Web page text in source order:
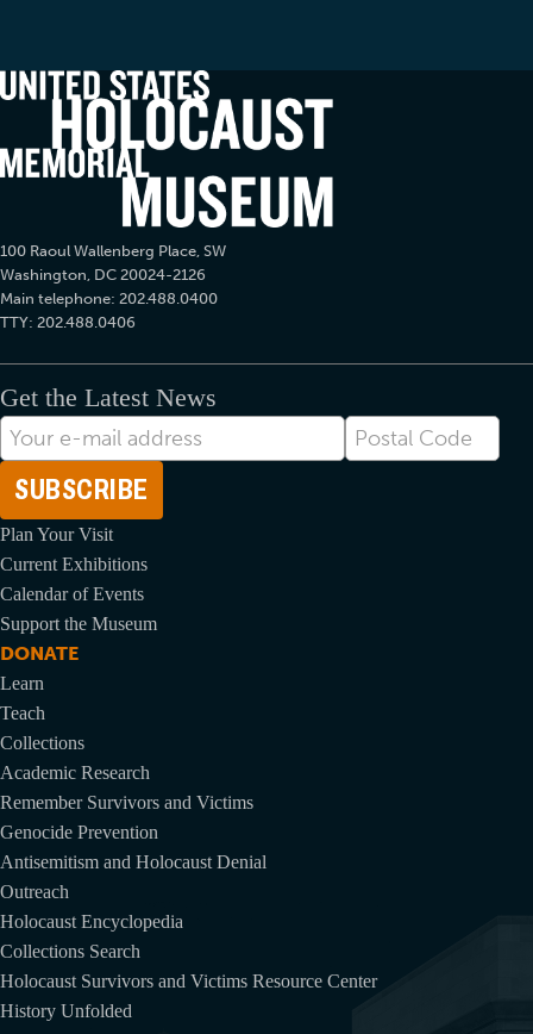
100 Raoul Wallenberg Place, SW
Washington, DC 20024-2126
Main telephone: 202.488.0400
TTY: 202.488.0406
Get the Latest News
Correo
electrónico
Postal
Code
Plan Your Visit
Current Exhibitions
Calendar of Events
Support the Museum
DONATE
Learn
Teach
Collections
Academic Research
Remember Survivors and Victims
Genocide Prevention
Antisemitism and Holocaust Denial
Outreach
Holocaust Encyclopedia
Collections Search
Holocaust Survivors and Victims Resource Center
History Unfolded